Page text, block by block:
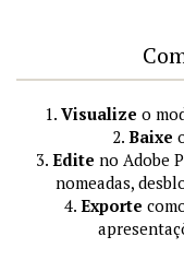
1. Visualize o
2. Baixe
3. Edite no Adobe
nomeadas,
4. Exporte